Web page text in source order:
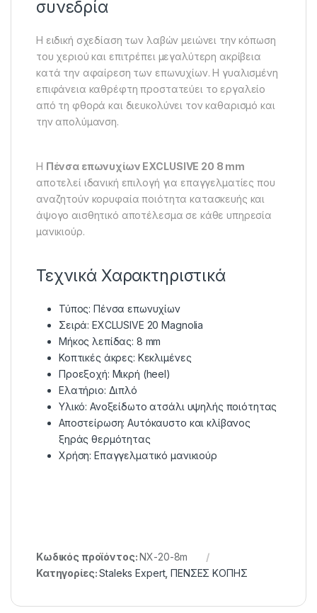
συνεδρία
Η ειδική σχεδίαση των λαβών μειώνει την κόπωση
του χεριού και επιτρέπει μεγαλύτερη ακρίβεια
κατά την αφαίρεση των επωνυχίων. Η γυαλισμένη
επιφάνεια καθρέφτη προστατεύει το εργαλείο
από τη φθορά και διευκολύνει τον καθαρισμό και
την απολύμανση.
Η Πένσα επωνυχίων EXCLUSIVE 20 8 mm
αποτελεί ιδανική επιλογή για επαγγελματίες που
αναζητούν κορυφαία ποιότητα κατασκευής και
άψογο αισθητικό αποτέλεσμα σε κάθε υπηρεσία
μανικιούρ.
Τεχνικά Χαρακτηριστικά
Τύπος: Πένσα επωνυχίων
Σειρά: EXCLUSIVE 20 Magnolia
Μήκος λεπίδας: 8 mm
Κοπτικές άκρες: Κεκλιμένες
Προεξοχή: Μικρή (heel)
Ελατήριο: Διπλό
Υλικό: Ανοξείδωτο ατσάλι υψηλής ποιότητας
Αποστείρωση: Αυτόκαυστο και κλίβανος
ξηράς θερμότητας
Χρήση: Επαγγελματικό μανικιούρ
Κωδικός προϊόντος:NX-20-8m
Κατηγορίες:Staleks Expert,ΠΕΝΣΕΣ KOΠΗΣ